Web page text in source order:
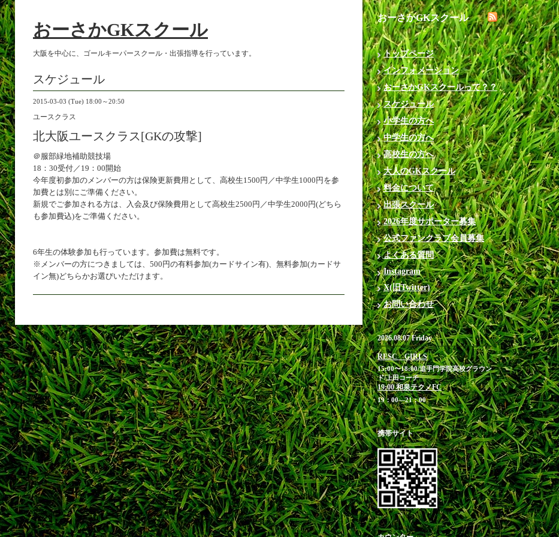
おーさかGKスクール
大阪を中心に、ゴールキーパースクール・出張指導を行っています。
スケジュール
2015-03-03 (Tue) 18:00～20:50
ユースクラス
北大阪ユースクラス[GKの攻撃]
＠服部緑地補助競技場
18：30受付／19：00開始
今年度初参加のメンバーの方は保険更新費用として、高校生1500円／中学生1000円を参
加費とは別にご準備ください。
新規でご参加される方は、入会及び保険費用として高校生2500円／中学生2000円(どちら
も参加費込)をご準備ください。
6年生の体験参加も行っています。参加費は無料です。
※メンバーの方につきましては、500円の有料参加(カードサイン有)、無料参加(カードサ
イン無)どちらかお選びいただけます。
おーさかGKスクール
トップページ
インフォメーション
おーさかGKスクールって？？
スケジュール
小学生の方へ
中学生の方へ
高校生の方へ
大人のGKスクール
料金について
出張スクール
2026年度サポーター募集
公式ファンクラブ会員募集
よくある質問
Instagram
X(旧Twitter)
お問い合わせ
2026.08.07 Friday
RESC GIRLS
15:00〜18:00/追手門学院高校グラウン
ド/上田コーチ
19:00 和泉テクノFC
19：00―21：00
携帯サイト